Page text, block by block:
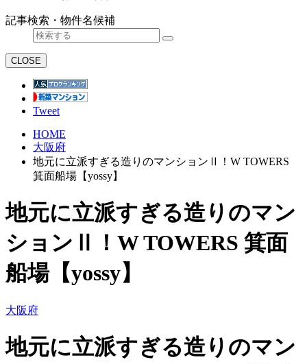
記事検索・物件名候補
CLOSE
Tweet
HOME
大阪府
地元に立派すぎる造りのマンションⅡ！W TOWERS
箕面船場【yossy】
地元に立派すぎる造りのマン
ションⅡ！W TOWERS 箕面
船場【yossy】
大阪府
地元に立派すぎる造りのマン